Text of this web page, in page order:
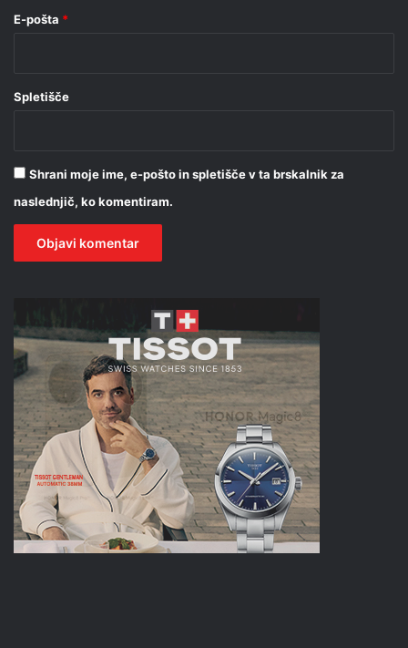
E-pošta *
Spletišče
Shrani moje ime, e-pošto in spletišče v ta brskalnik za
naslednjič, ko komentiram.